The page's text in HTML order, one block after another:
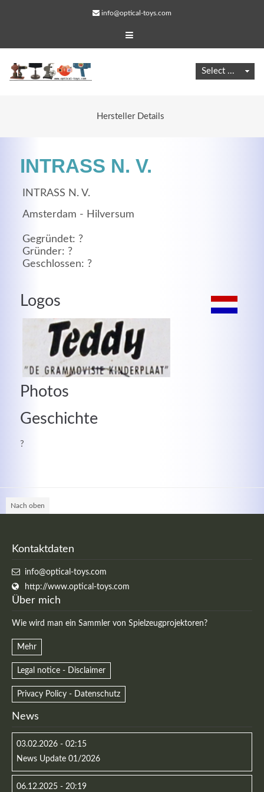
info@optical-toys.com
Hersteller Details
INTRASS N. V.
INTRASS N. V.
Amsterdam - Hilversum
Gegründet: ?
Gründer: ?
Geschlossen: ?
Logos
Photos
Geschichte
?
Nach oben
Kontaktdaten
info@optical-toys.com
http://www.optical-toys.com
Über mich
Wie wird man ein Sammler von Spielzeugprojektoren?
Mehr
Legal notice - Disclaimer
Privacy Policy - Datenschutz
News
03.02.2026 - 02:15
News Update 01/2026
06.12.2025 - 20:19
Web Projects
Lorem ipsum dolor sit amet, consectetuer adipiscing
elit. Aenean commodo ligula eget dolor.
Modern & Simple
Lorem ipsum dolor sit amet, consectetuer adipiscing
elit. Aenean commodo ligula eget dolor.